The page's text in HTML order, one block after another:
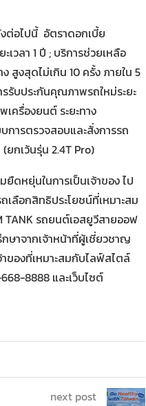
ต่อไปนี้ อัตราดอกเบี้ย
เวลา 1 ปี ; บริการช่วยเหลือ
สูงสุดไม่เกิน 10 ครั้ง ภายใน 5
รับประกันคุณภาพรถใหม่ระยะ
ครื่องยนต์ ระยะทาง
การตรวจสอบและสั่งการรถ
ยกเว้นรุ่น 2.4T Pro)
ดหยุ่นในการเป็นเจ้าของ ไป
เลือกสิทธิประโยชน์ที่เหมาะสม
TANK รถยนต์เอสยูวีสายออฟ
ษาจากเจ้าหน้าที่ผู้เชี่ยวชาญ
าของที่เหมาะสมกับไลฟ์สไตล์
8888 และเว็บไซต์
next post